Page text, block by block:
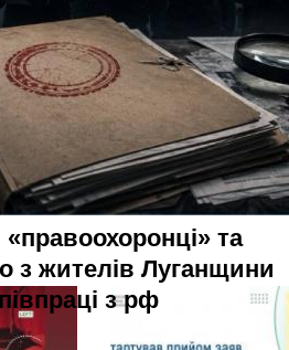
та
з жителів Луганщини
з рф